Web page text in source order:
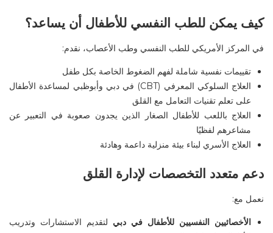
كيف يمكن للطب النفسي للأطفال أن يساعد؟
في المركز الأمريكي للطب النفسي وطب الأعصاب، نقدم:
تقييمات نفسية شاملة لفهم الضغوط الخاصة بكل طفل
العلاج السلوكي المعرفي (CBT) في دبي وأبوظبي لمساعدة الأطفال
على تعلم تقنيات التعامل مع القلق
العلاج باللعب للأطفال الصغار الذين يجدون صعوبة في التعبير عن
مشاعرهم لفظيًا
العلاج الأسري لبناء بيئة منزلية داعمة وهادئة
دعم متعدد التخصصات لإدارة القلق
نعمل مع:
الأخصائيين النفسيين للأطفال في دبي لتقديم الاستشارات وتدريب